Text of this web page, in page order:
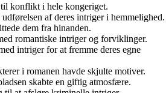
konflikt i hele kongeriget.
af ​​deres intriger i hemmelighed.
dem fra hinanden.
romantiske intriger og forviklinger.
intriger for at fremme deres egne
i romanen havde skjulte motiver.
skabte en giftig atmosfære.